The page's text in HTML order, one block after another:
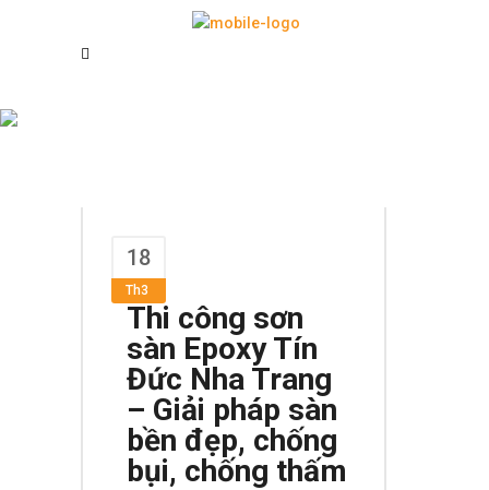
18
Th3
Thi công sơn
sàn Epoxy Tín
Đức Nha Trang
– Giải pháp sàn
bền đẹp, chống
bụi, chống thấm